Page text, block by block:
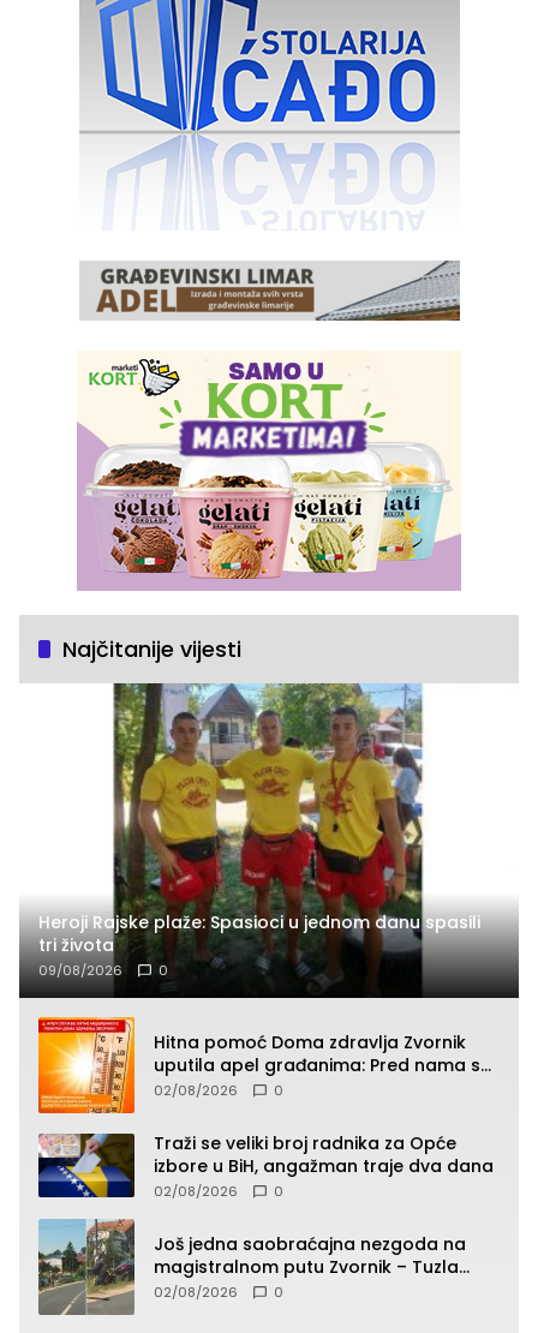
Najčitanije vijesti
Heroji Rajske plaže: Spasioci u jednom danu spasili
tri života
09/08/2026 0
Hitna pomoć Doma zdravlja Zvornik
uputila apel građanima: Pred nama su
temperature do 40°C, oprez zbog
02/08/2026 0
Traži se veliki broj radnika za Opće
izbore u BiH, angažman traje dva dana
02/08/2026 0
Još jedna saobraćajna nezgoda na
magistralnom putu Zvornik – Tuzla
(FOTO)
02/08/2026 0